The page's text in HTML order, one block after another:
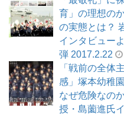
育」の理想の
の実態とは？
インタビュー
弾 2017.2.22
「戦前の全体
感」塚本幼稚
なぜ危険なの
授・島薗進氏